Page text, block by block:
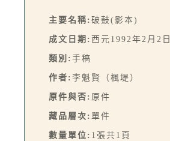
主要名稱: 破鼓(影本)
成文日期: 西元1992年2月2日
類別: 手稿
作者: 李魁賢（楓堤）
原件與否: 原件
藏品層次: 單件
數量單位: 1張共1頁